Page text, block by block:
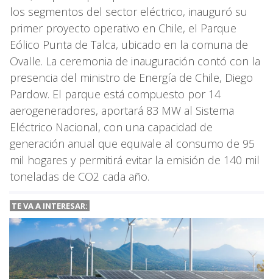
los segmentos del sector eléctrico, inauguró su
primer proyecto operativo en Chile, el Parque
Eólico Punta de Talca, ubicado en la comuna de
Ovalle. La ceremonia de inauguración contó con la
presencia del ministro de Energía de Chile, Diego
Pardow. El parque está compuesto por 14
aerogeneradores, aportará 83 MW al Sistema
Eléctrico Nacional, con una capacidad de
generación anual que equivale al consumo de 95
mil hogares y permitirá evitar la emisión de 140 mil
toneladas de CO2 cada año.
TE VA A INTERESAR: